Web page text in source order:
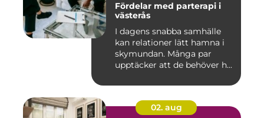
Fördelar med parterapi i
västerås
I dagens snabba samhälle
kan relationer lätt hamna i
skymundan. Många par
upptäcker att de behöver h...
02. aug